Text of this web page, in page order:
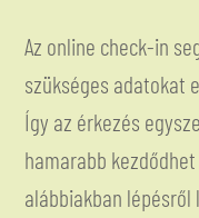
Az online check-in
szükséges adatokat
Így az érkezés
hamarabb
alábbiakban